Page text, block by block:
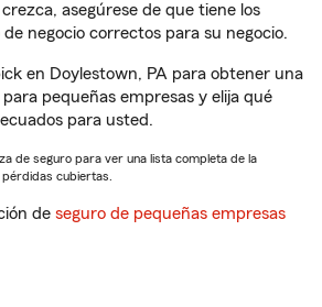
asegúrese de que tiene los
negocio correctos para su negocio.
en Doylestown, PA para obtener una
pequeñas empresas y elija qué
para usted.
de seguro para ver una lista completa de la
cubiertas.
de seguro de pequeñas empresas